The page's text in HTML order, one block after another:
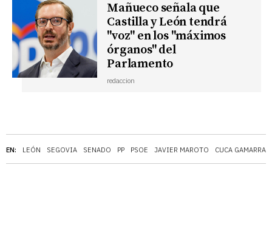
EN: LEÓN SEGOVIA SENADO PP PSOE JAVIER MAROTO CUCA GAMARRA
Mañueco señala que
Castilla y León tendrá
"voz" en los "máximos
órganos" del
Parlamento
redaccion